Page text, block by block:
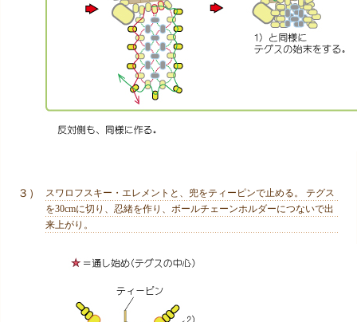
３）
スワロフスキー・エレメントと、兜をティーピンで止める。 テグス
を30cmに切り、忍緒を作り、ボールチェーンホルダーにつないで出
来上がり。